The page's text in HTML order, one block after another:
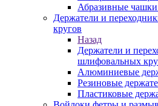
Абразивные
Держатели и
кругов
Назад
Держатели и
шлифовальных
Алюминиевые
Резиновые
Пластиковые